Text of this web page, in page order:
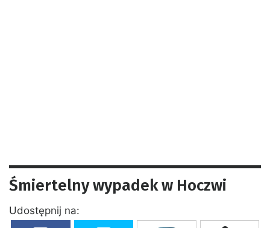
Śmiertelny wypadek w Hoczwi
Udostępnij na: